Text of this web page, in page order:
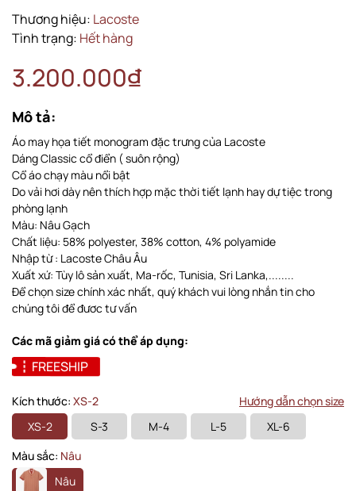
Thương hiệu: Lacoste
Tình trạng: Hết hàng
3.200.000₫
Mô tả:
Áo may họa tiết monogram đặc trưng của Lacoste
Dáng Classic cổ điển ( suôn rộng)
Cổ áo chạy màu nổi bật
Do vải hơi dày nên thích hợp mặc thời tiết lạnh hay dự tiệc trong
phòng lạnh
Màu: Nâu Gạch
Chất liệu: 58% polyester, 38% cotton, 4% polyamide
Nhập từ : Lacoste Châu Âu
Xuất xứ: Tùy lô sản xuất, Ma-rốc, Tunisia, Sri Lanka,........
Để chọn size chính xác nhất, quý khách vui lòng nhắn tin cho
chúng tôi để đươc tư vấn
Các mã giảm giá có thể áp dụng:
FREESHIP
Kích thước: XS-2
Hướng dẫn chọn size
XS-2
S-3 M-4 L-5
XL-6
Màu sắc: Nâu
Nâu